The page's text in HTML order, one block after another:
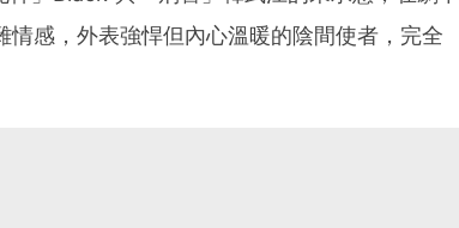
感，外表強悍但內心溫暖的陰間使者，完全